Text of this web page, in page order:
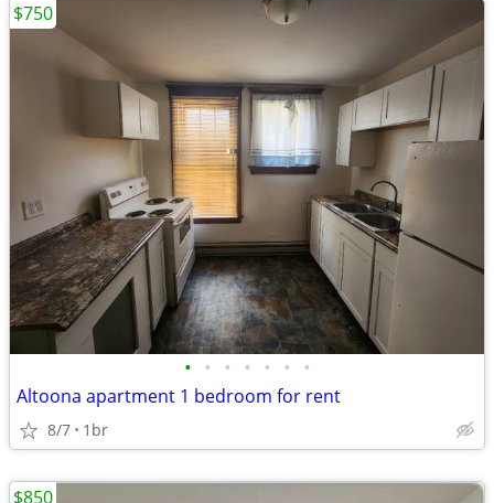
• • • • • • •
Altoona apartment 1 bedroom for rent
8/7 1br
$750
$850